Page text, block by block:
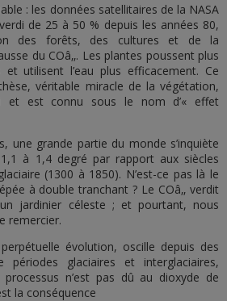
: les données satellitaires de la NASA
de 25 à 50 % depuis les années 80,
des forêts, des cultures et de la
du COâ‚‚. Les plantes poussent plus
utilisent l’eau plus efficacement. Ce
véritable miracle de la végétation,
et est connu sous le nom d’« effet
une grande partie du monde s’inquiète
à 1,4 degré par rapport aux siècles
(1300 à 1850). N’est-ce pas là le
à double tranchant ? Le COâ‚‚ verdit
jardinier céleste ; et pourtant, nous
remercier.
évolution, oscille depuis des
périodes glaciaires et interglaciaires,
processus n’est pas dû au dioxyde de
la conséquence